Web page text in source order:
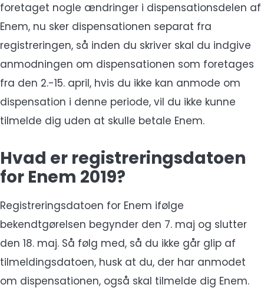
foretaget nogle ændringer i dispensationsdelen af
Enem, nu sker dispensationen separat fra
registreringen, så inden du skriver skal du indgive
anmodningen om dispensationen som foretages
fra den 2.-15. april, hvis du ikke kan anmode om
dispensation i denne periode, vil du ikke kunne
tilmelde dig uden at skulle betale Enem.
Hvad er registreringsdatoen
for Enem 2019?
Registreringsdatoen for Enem ifølge
bekendtgørelsen begynder den 7. maj og slutter
den 18. maj. Så følg med, så du ikke går glip af
tilmeldingsdatoen, husk at du, der har anmodet
om dispensationen, også skal tilmelde dig Enem.